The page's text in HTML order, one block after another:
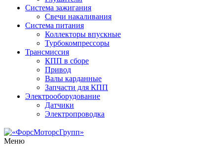
Система зажигания
Свечи накаливания
Система питания
Коллекторы впускные
Турбокомпрессоры
Трансмиссия
КПП в сборе
Привод
Валы карданные
Запчасти для КПП
Электрооборудование
Датчики
Электропроводка
Меню